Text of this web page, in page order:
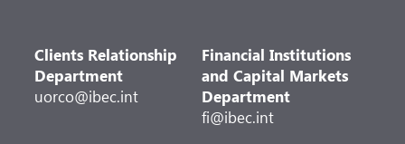
Clients Relationship
Department
uorco@ibec.int
Financial Institutions
and Capital Markets
Department
fi@ibec.int